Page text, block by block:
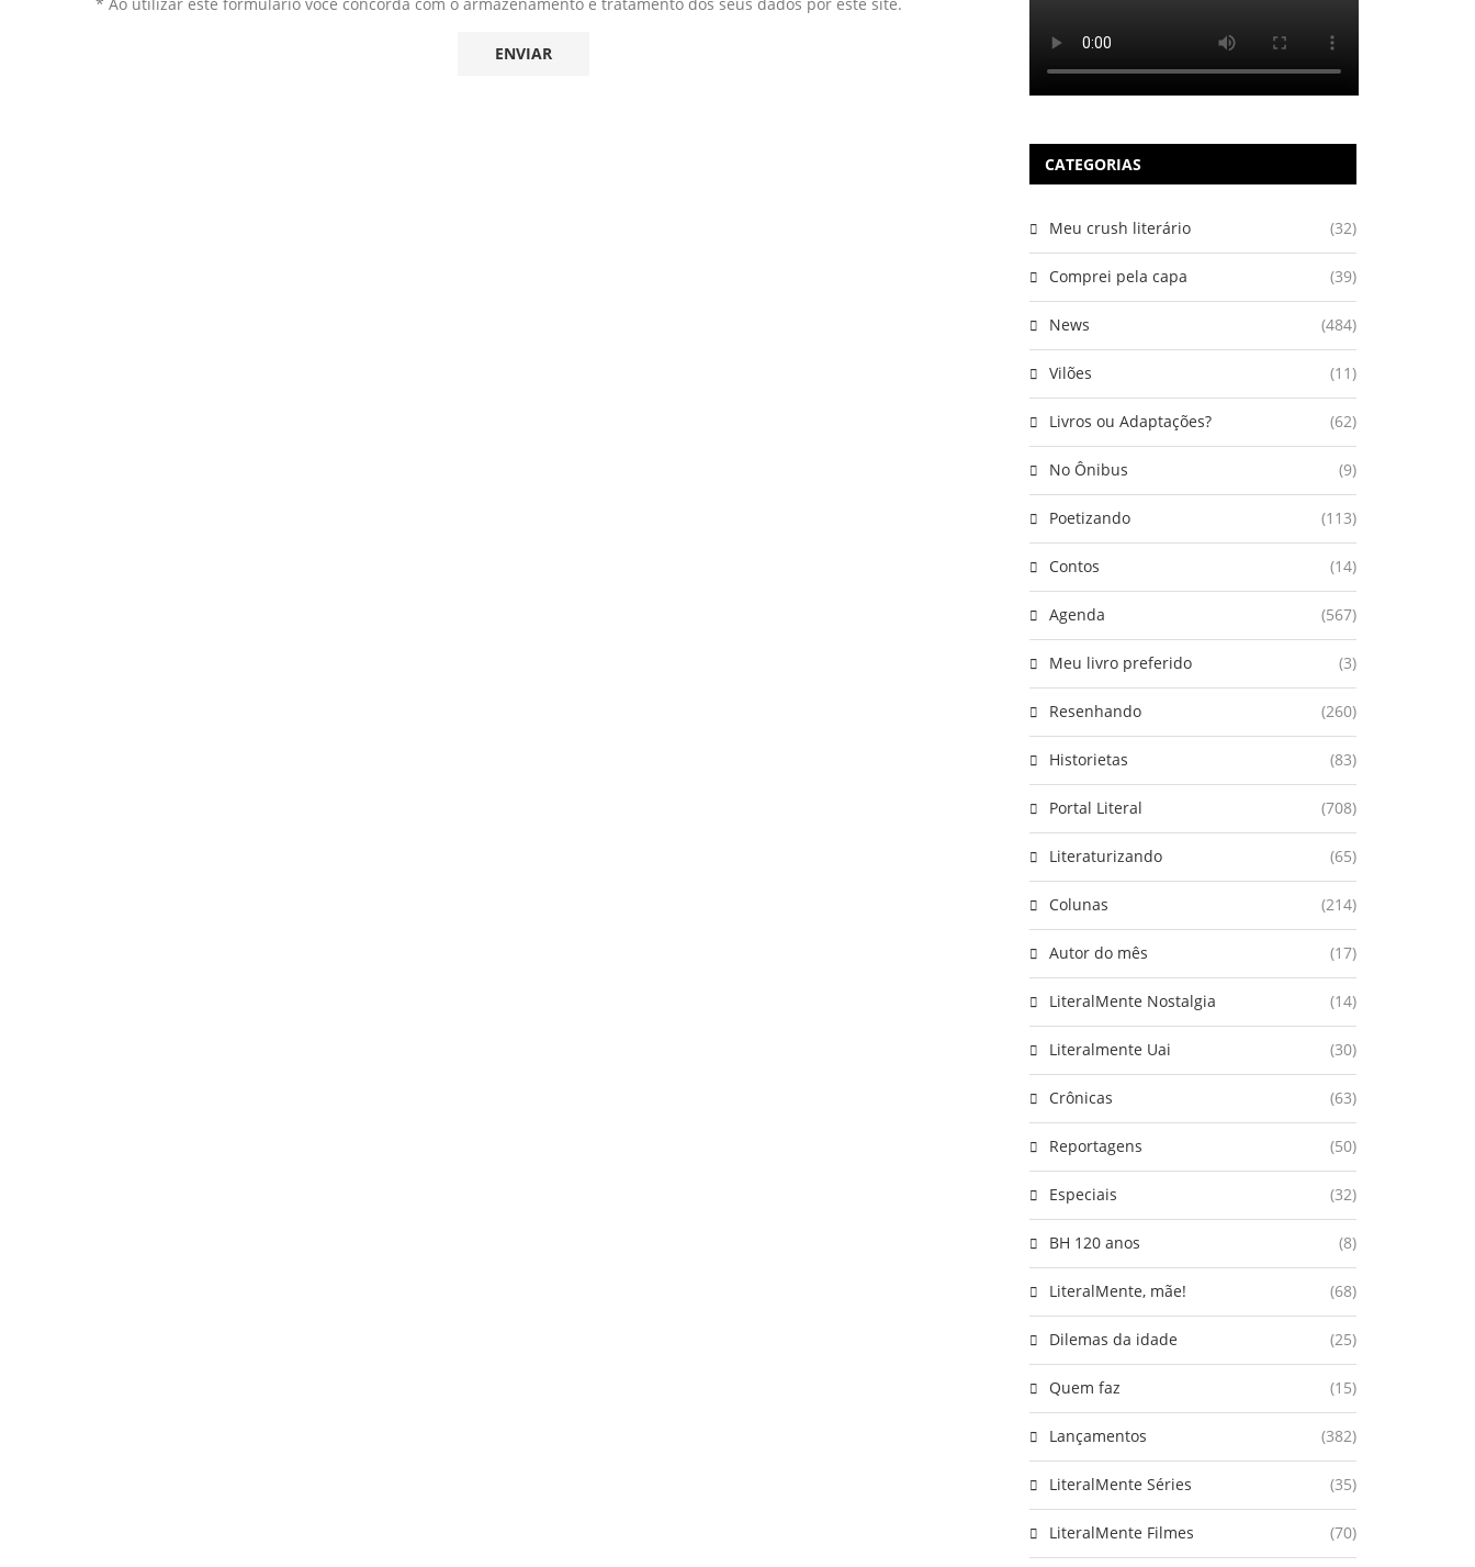
CATEGORIAS
Meu crush literário (32)
Comprei pela capa (39)
News (484)
Vilões (11)
Livros ou Adaptações? (62)
No Ônibus (9)
Poetizando (113)
Contos (14)
Agenda (567)
Meu livro preferido (3)
Resenhando (260)
Historietas (83)
Portal Literal (708)
Literaturizando (65)
Colunas (214)
Autor do mês (17)
LiteralMente Nostalgia (14)
Literalmente Uai (30)
Crônicas (63)
Reportagens (50)
Especiais (32)
BH 120 anos (8)
LiteralMente, mãe! (68)
Dilemas da idade (25)
Quem faz (15)
Lançamentos (382)
LiteralMente Séries (35)
LiteralMente Filmes (70)